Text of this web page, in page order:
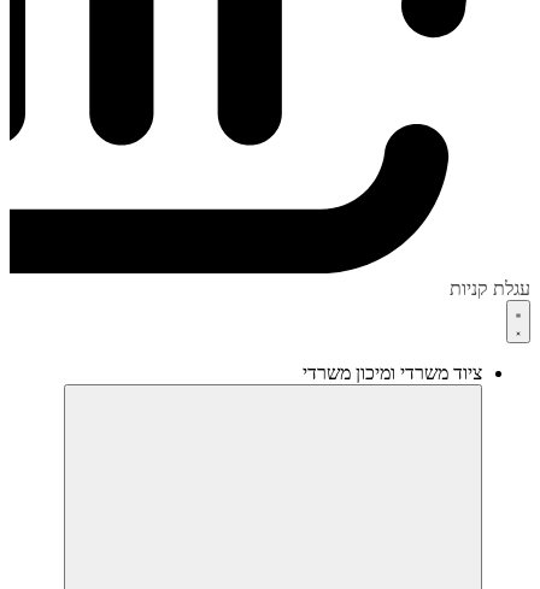
עגלת קניות
ציוד משרדי ומיכון משרדי